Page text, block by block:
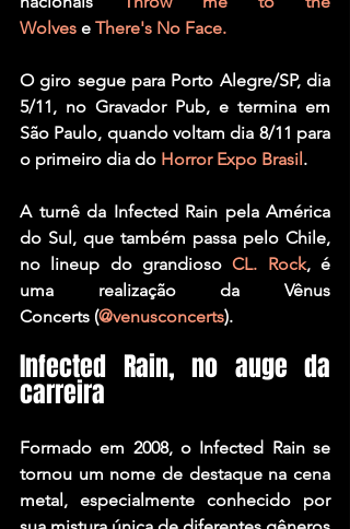
Wolves e There's No Face.
O giro segue para Porto Alegre/SP, dia
5/11, no Gravador Pub, e termina em
São Paulo, quando voltam dia 8/11 para
o primeiro dia do Horror Expo Brasil.
A turnê da Infected Rain pela América
do Sul, que também passa pelo Chile,
no lineup do grandioso CL. Rock, é
uma realização da Vênus
Concerts (@venusconcerts).
Infected Rain, no auge da
carreira
Formado em 2008, o Infected Rain se
tornou um nome de destaque na cena
metal, especialmente conhecido por